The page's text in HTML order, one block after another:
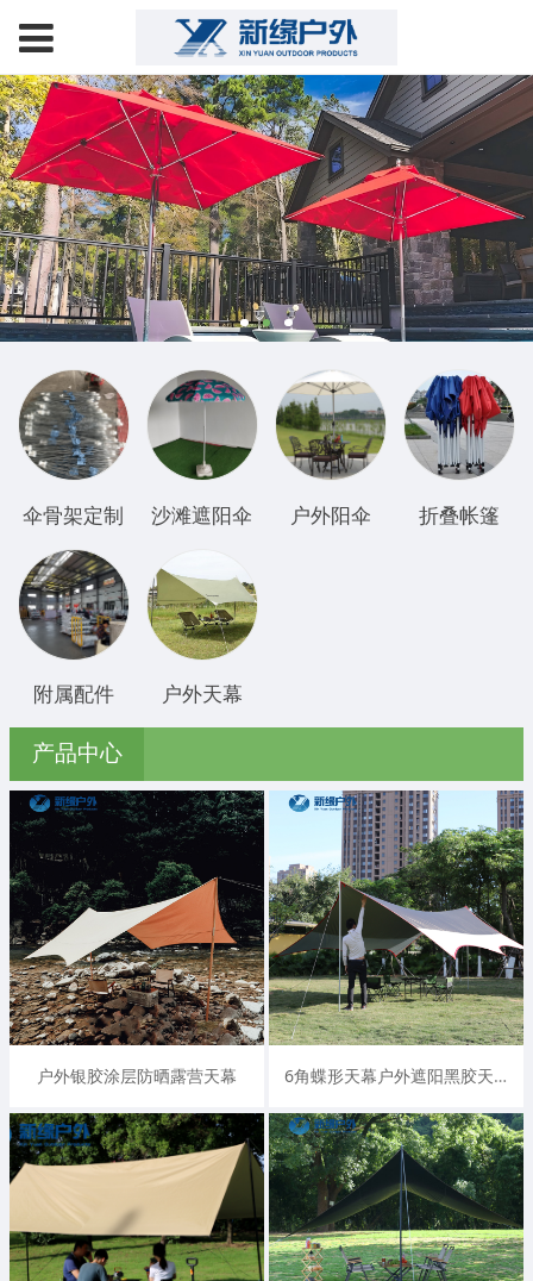
伞骨架定制 沙滩遮阳伞 户外阳伞 折叠帐篷
附属配件 户外天幕
产品中心
户外银胶涂层防晒露营天幕 6角蝶形天幕户外遮阳黑胶天幕